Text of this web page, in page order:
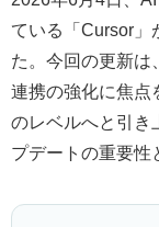
ている「Cursor」
た。今回の更新は
連携の強化に焦点
のレベルへと引き
プデートの重要性